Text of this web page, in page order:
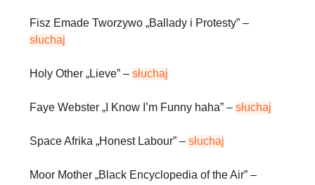
Fisz Emade Tworzywo „Ballady i Protesty” –
słuchaj
Holy Other „Lieve” –słuchaj
Faye Webster „I Know I’m Funny haha” –słuchaj
Space Afrika „Honest Labour” –słuchaj
Moor Mother „Black Encyclopedia of the Air” –